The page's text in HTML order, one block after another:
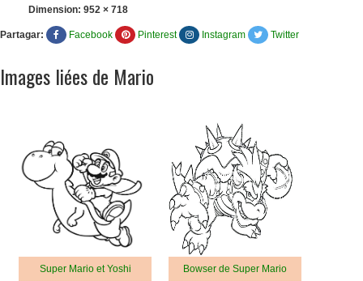
Dimension: 952 × 718
Partagar: Facebook Pinterest Instagram Twitter
Images liées de Mario
Super Mario et Yoshi Bowser de Super Mario